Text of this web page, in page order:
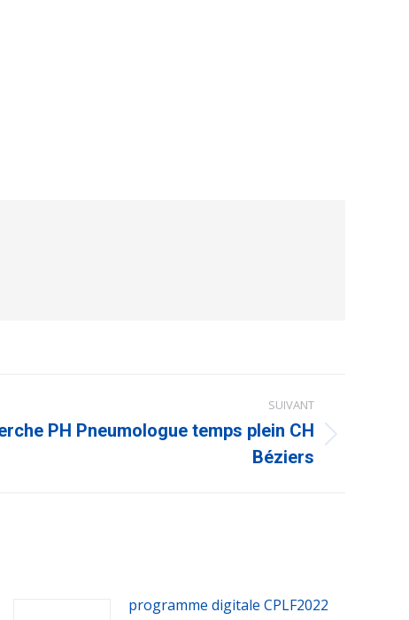
SUIVANT
PH Pneumologue temps plein CH
Béziers
programme digitale CPLF2022